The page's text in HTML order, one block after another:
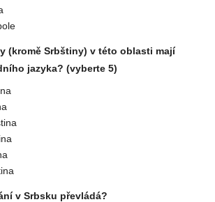
(kromě Srbštiny) v této oblasti mají
jazyka? (vyberte 5)
v Srbsku převládá?